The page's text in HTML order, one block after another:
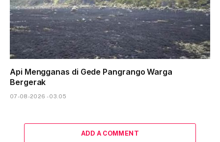
Api Mengganas di Gede Pangrango Warga
Bergerak
07-08-2026 - 03.05
ADD A COMMENT